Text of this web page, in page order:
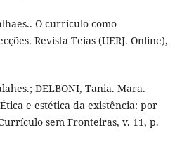
O currículo como
Revista Teias (UERJ. Online),
DELBONI, Tania. Mara.
e estética da existência: por
sem Fronteiras, v. 11, p.